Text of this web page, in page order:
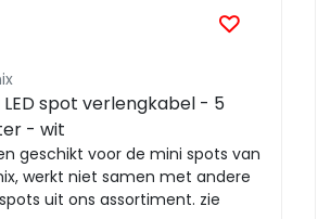
LED spot verlengkabel - 5
- wit
geschikt voor de mini spots van
werkt niet samen met andere
spots uit ons assortiment. zie